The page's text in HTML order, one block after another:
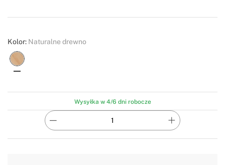
Create
Kolor: Naturalne drewno
Wysyłka w 4/6 dni robocze